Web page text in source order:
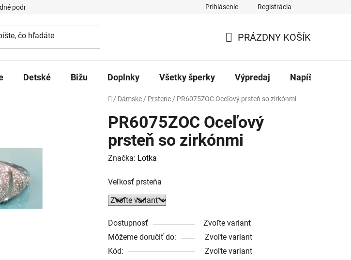
podmienky Prihlásenie Registrácia
KOŠÍK
PRÁZDNY KOŠÍK
Detské Bižu Doplnky Všetky šperky Výpredaj Napíšte nám
Domov
/ Dámske / Prstene / PR6075ZOC Oceľový prsteň so zirkónmi
PR6075ZOC Oceľový
prsteň so zirkónmi
Značka: Lotka
Veľkosť prsteňa
Dostupnosť
Zvoľte variant
Môžeme doručiť do:
Zvoľte variant
Kód:
Zvoľte variant